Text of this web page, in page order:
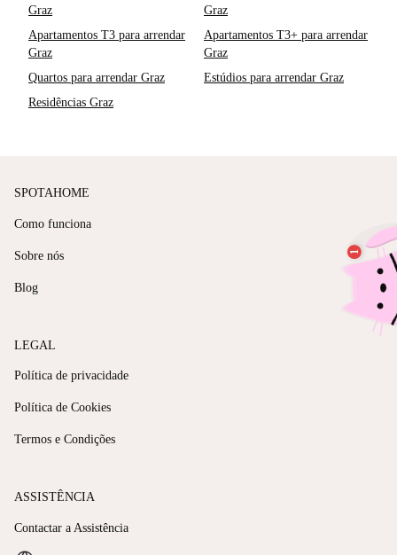
Graz
Graz
Apartamentos T3 para arrendar
Graz
Apartamentos T3+ para arrendar
Graz
Quartos para arrendar Graz
Estúdios para arrendar Graz
Residências Graz
SPOTAHOME
Como funciona
Sobre nós
Blog
LEGAL
Política de privacidade
Política de Cookies
Termos e Condições
ASSISTÊNCIA
Contactar a Assistência